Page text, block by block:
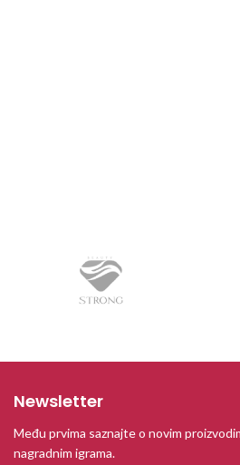
Newsletter
Među prvima saznajte o novim
nagradnim igrama.